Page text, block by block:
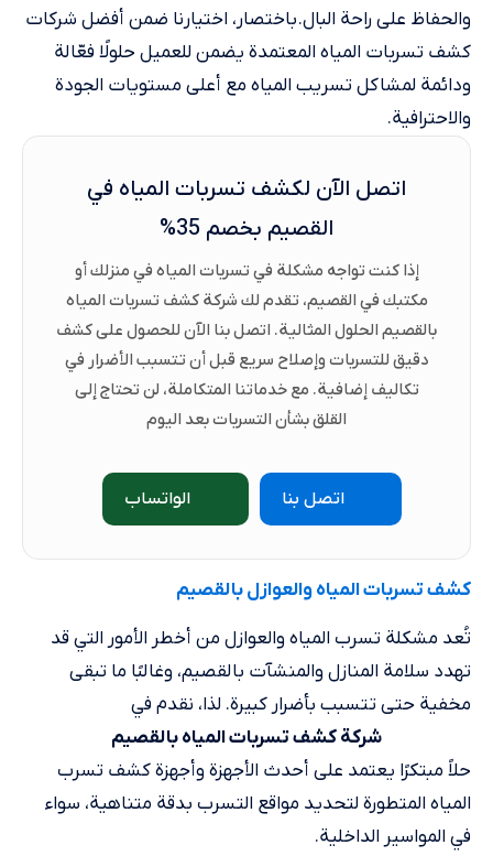
والحفاظ على راحة البال. باختصار، اختيارنا ضمن أفضل شركات
كشف تسربات المياه المعتمدة يضمن للعميل حلولًا فعّالة
ودائمة لمشاكل تسريب المياه مع أعلى مستويات الجودة
والاحترافية.
اتصل الآن لكشف تسربات المياه في
القصيم بخصم 35%
إذا كنت تواجه مشكلة في تسربات المياه في منزلك أو
مكتبك في القصيم، تقدم لك شركة كشف تسربات المياه
بالقصيم الحلول المثالية. اتصل بنا الآن للحصول على كشف
دقيق للتسربات وإصلاح سريع قبل أن تتسبب الأضرار في
تكاليف إضافية. مع خدماتنا المتكاملة، لن تحتاج إلى
القلق بشأن التسربات بعد اليوم
اتصل بنا الواتساب
​كشف تسربات المياه والعوازل​ بالقصيم
تُعد مشكلة تسرب المياه والعوازل من أخطر الأمور التي قد
تهدد سلامة المنازل والمنشآت بالقصيم، وغالبًا ما تبقى
مخفية حتى تتسبب بأضرار كبيرة. لذا، نقدم في
شركة كشف تسربات المياه بالقصيم
حلاً مبتكرًا يعتمد على أحدث الأجهزة وأجهزة كشف تسرب
المياه المتطورة لتحديد مواقع التسرب بدقة متناهية، سواء
في المواسير الداخلية.